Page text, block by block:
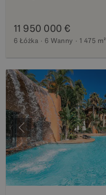
11 950 000 €
6 Łóżka 6 Wanny 1 475 m²
Poprzedni